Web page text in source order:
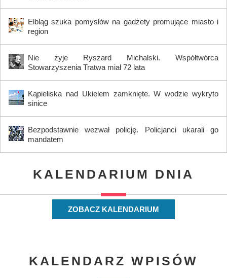
Elbląg szuka pomysłów na gadżety promujące miasto i
region
Nie żyje Ryszard Michalski. Współtwórca
Stowarzyszenia Tratwa miał 72 lata
Kąpieliska nad Ukielem zamknięte. W wodzie wykryto
sinice
Bezpodstawnie wezwał policję. Policjanci ukarali go
mandatem
KALENDARIUM DNIA
ZOBACZ KALENDARIUM
KALENDARZ WPISÓW